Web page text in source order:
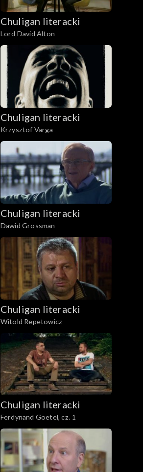
Chuligan literacki
Lord David Alton
Chuligan literacki
Krzysztof Varga
Chuligan literacki
Dawid Grossman
Chuligan literacki
Witold Repetowicz
Chuligan literacki
Ferdynand Goetel, cz. 1